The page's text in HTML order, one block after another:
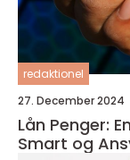
redaktionel
27. December 2024
Lån Penger:
Smart og